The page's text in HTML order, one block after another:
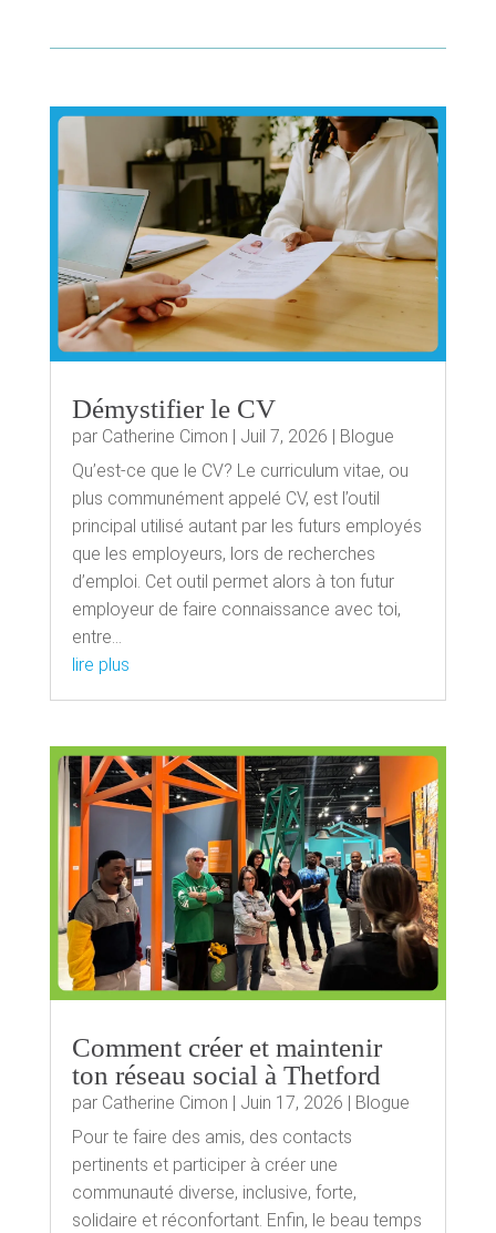
Démystifier le CV
par Catherine Cimon | Juil 7, 2026 | Blogue
Qu’est-ce que le CV? Le curriculum vitae, ou
plus communément appelé CV, est l’outil
principal utilisé autant par les futurs employés
que les employeurs, lors de recherches
d’emploi. Cet outil permet alors à ton futur
employeur de faire connaissance avec toi,
entre...
lire plus
Comment créer et maintenir
ton réseau social à Thetford
par Catherine Cimon Juin 17, 2026
Blogue
Pour te faire des amis, des contacts
pertinents et participer à créer une
communauté diverse, inclusive, forte,
solidaire et réconfortant. Enfin, le beau temps